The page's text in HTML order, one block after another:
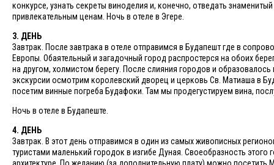
конкурсе, узнать секреты виноделия и, конечно, отведать
привлекательным ценам. Ночь в отеле в Эгере.
3. ДЕНЬ
Завтрак. После завтрака в отеле отправимся в Будапешт где в
Европы. Обаятельный и загадочный город распростерся на обоих
на другом, холмистом берегу. После слияния городов и
экскурсии осмотрим королевский дворец и церковь Св. Матиаша в
посетим винные погреба Будафоки. Там мы продегустируем вина,
Ночь в отеле в Будапеште.
4. ДЕНЬ
Завтрак. В этот день отправимся в один из самых живописных
туристами маленький городок в изгибе Дуная. Своеобразность